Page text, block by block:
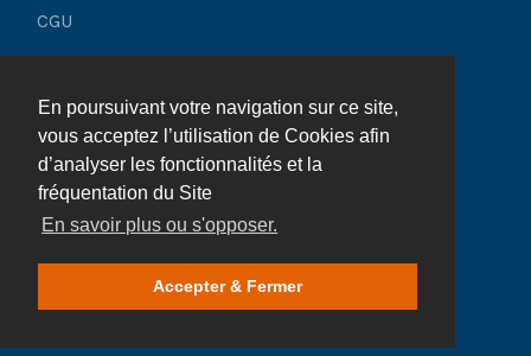
En poursuivant votre navigation sur ce site,
vous acceptez l’utilisation de Cookies afin
d’analyser les fonctionnalités et la
fréquentation du Site
En savoir plus ou s'opposer.
Accepter & Fermer
Règlement d’une succession : comment ça se
passe ?
Succession : que faut-il savoir avant le premier
CGU
Plan du site